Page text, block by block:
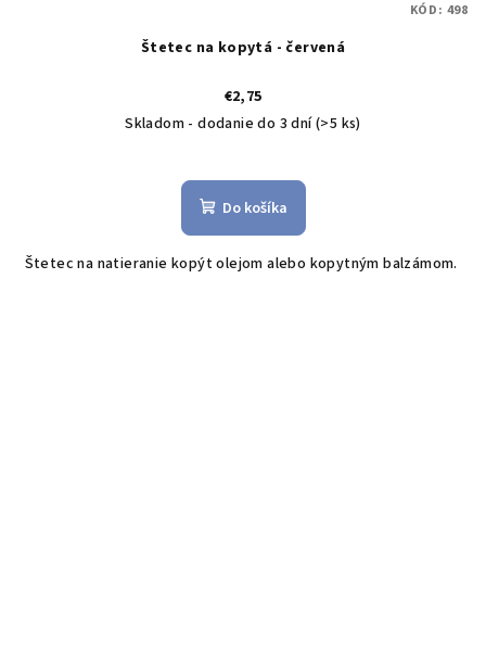
Štetec na kopytá - červená
€2,75
Skladom - dodanie do 3 dní(>5 ks)
Do košíka
Štetec na natieranie kopýt olejom alebo kopytným balzámom.
KÓD: 498